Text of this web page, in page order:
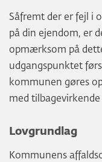
Såfremt der er fejl i
på din ejendom, er
opmærksom på
udgangspunktet
kommunen gøres
med
Lovgrundlag
Kommunens